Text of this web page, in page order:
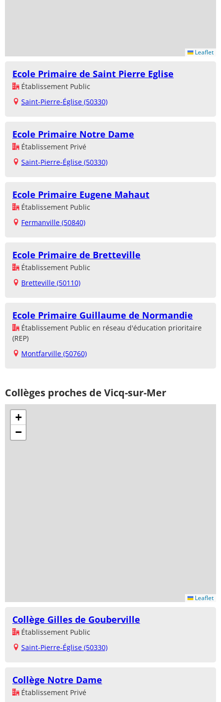
Leaflet
Ecole Primaire de Saint Pierre Eglise
Établissement Public
Saint-Pierre-Église (50330)
Ecole Primaire Notre Dame
Établissement Privé
Saint-Pierre-Église (50330)
Ecole Primaire Eugene Mahaut
Établissement Public
Fermanville (50840)
Ecole Primaire de Bretteville
Établissement Public
Bretteville (50110)
Ecole Primaire Guillaume de Normandie
Établissement Public en réseau d'éducation prioritaire
(REP)
Montfarville (50760)
Collèges proches de Vicq-sur-Mer
+
−
Leaflet
Collège Gilles de Gouberville
Établissement Public
Saint-Pierre-Église (50330)
Collège Notre Dame
Établissement Privé